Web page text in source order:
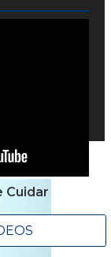
Cuidar